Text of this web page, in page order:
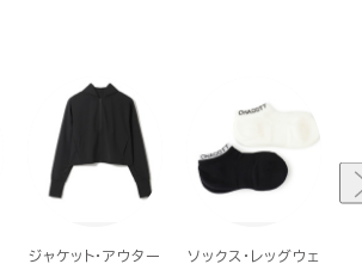
ジャケット・アウター
ソックス・レッグウェ